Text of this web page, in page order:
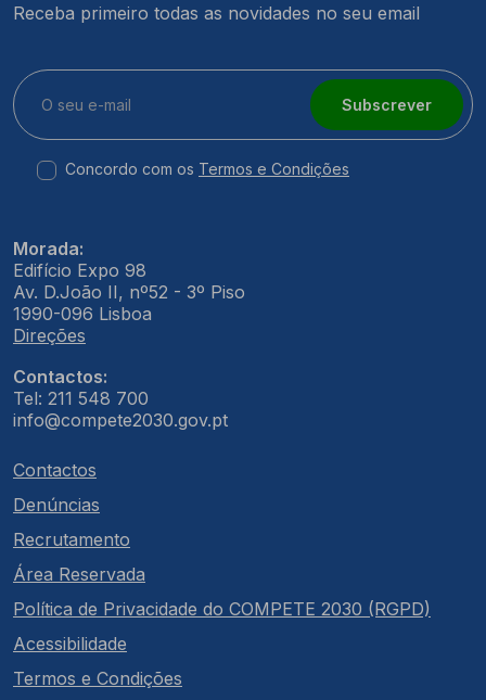
Receba primeiro todas as novidades no seu email
Subscrever
Concordo com os Termos e Condições
Morada:
Edifício Expo 98
Av. D.João II, nº52 - 3º Piso
1990-096 Lisboa
Direções
Contactos:
Tel: 211 548 700
info@compete2030.gov.pt
Contactos
Denúncias
Recrutamento
Área Reservada
Política de Privacidade do COMPETE 2030 (RGPD)
Acessibilidade
Termos e Condições